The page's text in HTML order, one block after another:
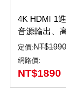
4K HDMI 1
音源輸出、
定價:NT$1990
網路價:
NT$1890